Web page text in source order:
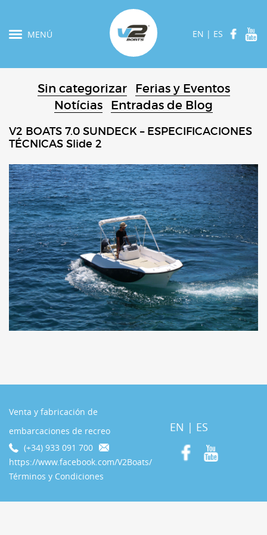
MENÚ EN | ES
Sin categorizar
Ferias y Eventos
Notícias
Entradas de Blog
V2 BOATS 7.0 SUNDECK – ESPECIFICACIONES
TÉCNICAS Slide 2
Venta y fabricación de
embarcaciones de recreo
(+34) 933 091 700
https://www.facebook.com/V2Boats/
Términos y Condiciones
EN | ES